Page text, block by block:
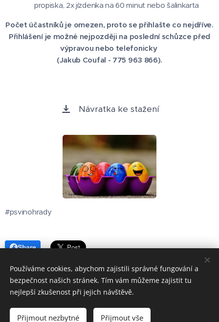
propiska, 2x jízdenka na 60 minut nebo šalinkarta
Počet účastníků je omezen, proto se přihlašte co nejdříve.
Přihlášení je možné nejpozději na poslední schůzce před
výpravou nebo telefonicky
(Jakub Coufal - 775 963 866).
Návratka ke stažení
#psvinohrady
Share
Používáme cookies, abychom zajistili správné fungování a
bezpečnost našich stránek. Tím vám můžeme zajistit tu
nejlepší zkušenost při jejich návštěvě.
Přijmout nezbytné Přijmout vše